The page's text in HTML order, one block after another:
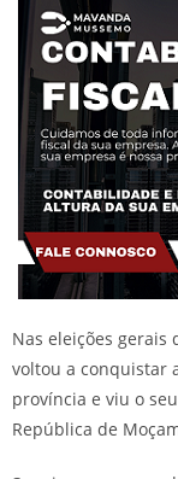
Nas eleições gerais
voltou a conquistar
província e viu o
República de